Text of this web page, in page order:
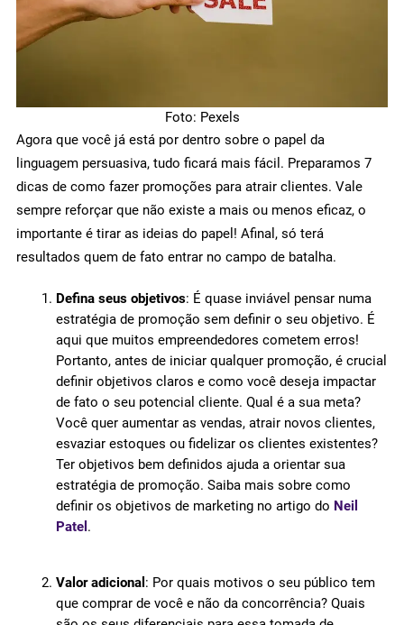
Foto: Pexels
Agora que você já está por dentro sobre o papel da
linguagem persuasiva, tudo ficará mais fácil. Preparamos 7
dicas de como fazer promoções para atrair clientes. Vale
sempre reforçar que não existe a mais ou menos eficaz, o
importante é tirar as ideias do papel! Afinal, só terá
resultados quem de fato entrar no campo de batalha.
Defina seus objetivos: É quase inviável pensar numa
estratégia de promoção sem definir o seu objetivo. É
aqui que muitos empreendedores cometem erros!
Portanto, antes de iniciar qualquer promoção, é crucial
definir objetivos claros e como você deseja impactar
de fato o seu potencial cliente. Qual é a sua meta?
Você quer aumentar as vendas, atrair novos clientes,
esvaziar estoques ou fidelizar os clientes existentes?
Ter objetivos bem definidos ajuda a orientar sua
estratégia de promoção. Saiba mais sobre como
definir os objetivos de marketing no artigo do Neil
Patel .
Valor adicional : Por quais motivos o seu público tem
que comprar de você e não da concorrência? Quais